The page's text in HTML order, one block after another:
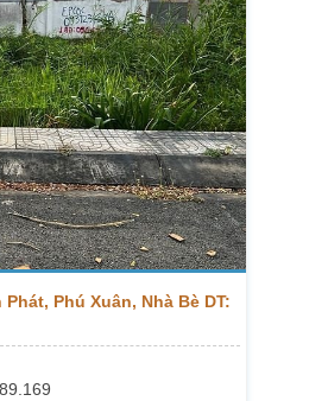
Phú Xuân, Nhà Bè DT: